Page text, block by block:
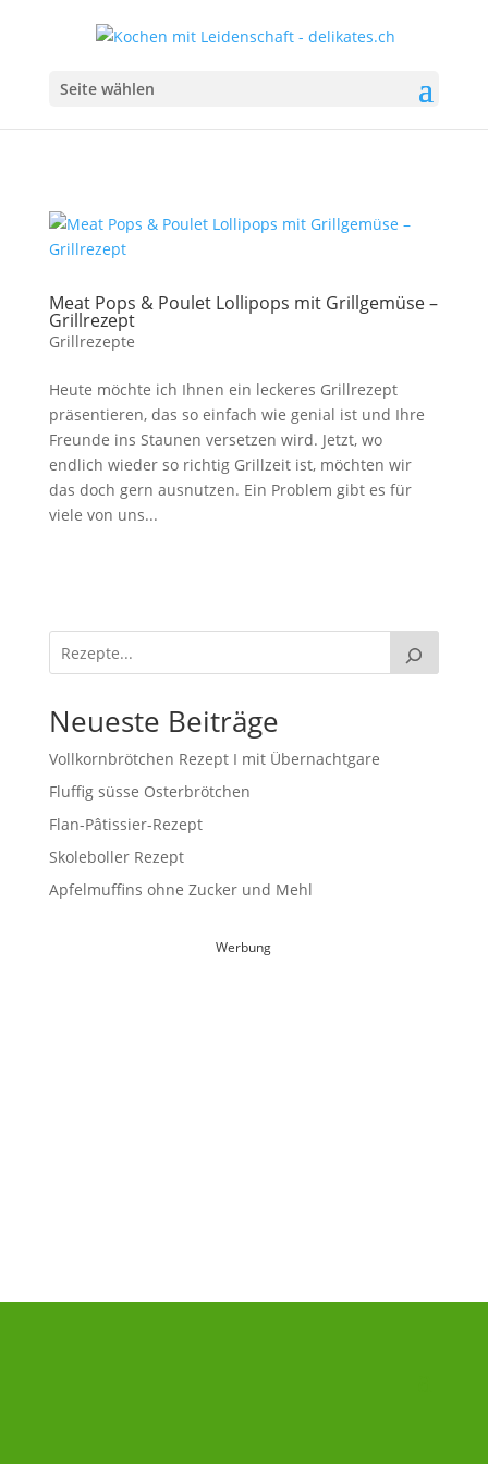
Seite wählen
Meat Pops & Poulet Lollipops mit Grillgemüse –
Grillrezept
Grillrezepte
Heute möchte ich Ihnen ein leckeres Grillrezept
präsentieren, das so einfach wie genial ist und Ihre
Freunde ins Staunen versetzen wird. Jetzt, wo
endlich wieder so richtig Grillzeit ist, möchten wir
das doch gern ausnutzen. Ein Problem gibt es für
viele von uns...
Neueste Beiträge
Vollkornbrötchen Rezept I mit Übernachtgare
Fluffig süsse Osterbrötchen
Flan-Pâtissier-Rezept
Skoleboller Rezept
Apfelmuffins ohne Zucker und Mehl
Werbung